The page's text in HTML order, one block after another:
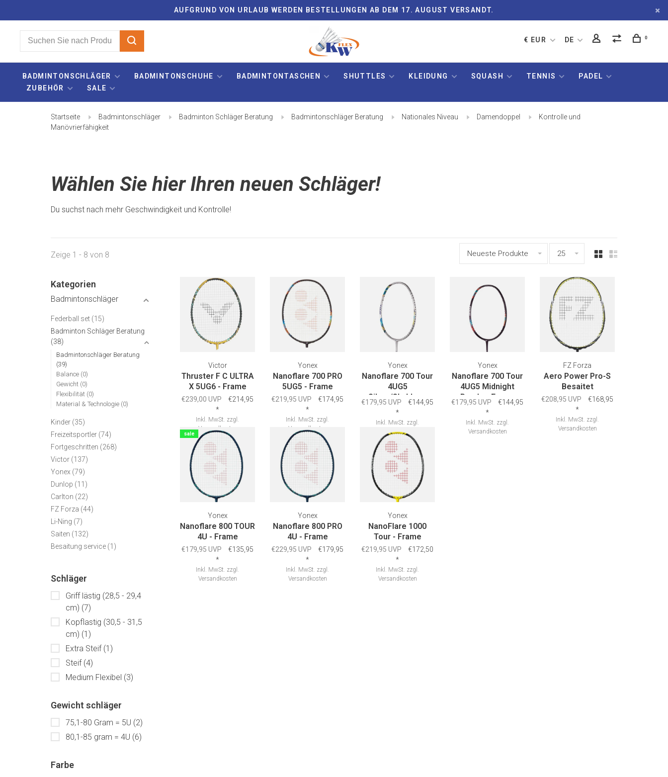
AUFGRUND VON URLAUB WERDEN BESTELLUNGEN AB DEM 17. AUGUST VERSANDT.
€ EUR DE 0
BADMINTONSCHLÄGER BADMINTONSCHUHE BADMINTONTASCHEN SHUTTLES KLEIDUNG SQUASH TENNIS
PADEL
ZUBEHÖR
SALE
Startseite Badmintonschläger Badminton Schläger Beratung Badmintonschläger Beratung Nationales Niveau Damendoppel
Kontrolle und
Manövrierfähigkeit
Wählen Sie hier Ihren neuen Schläger!
Du suchst nach mehr Geschwindigkeit und Kontrolle!
Zeige 1 - 8 von 8 Neueste Produkte 25
Kategorien
Badmintonschläger
Federball set (15)
Badminton Schläger Beratung
(38)
Badmintonschläger Beratung
(39)
Balance (0)
Gewicht (0)
Flexibilität (0)
Material & Technologie (0)
Kinder (35)
Freizeitsportler (74)
Fortgeschritten (268)
Victor (137)
Yonex (79)
Dunlop (11)
Carlton (22)
FZ Forza (44)
Li-Ning (7)
Saiten (132)
Besaitung service (1)
Schläger
Griff lästig (28,5 - 29,4
cm) (7)
Kopflastig (30,5 - 31,5
cm) (1)
Extra Steif (1)
Steif (4)
Medium Flexibel (3)
Gewicht schläger
75,1-80 Gram = 5U (2)
80,1-85 gram = 4U (6)
Farbe
Victor
Thruster F C ULTRA
X 5UG6 - Frame
€239,00 UVP
€214,95
*
Inkl. MwSt. zzgl.
Versandkosten
Yonex
Nanoflare 700 PRO
5UG5 - Frame
€219,95 UVP
€174,95
*
Inkl. MwSt. zzgl.
Versandkosten
Yonex
Nanoflare 700 Tour
4UG5
Silver/Skyblue -
Frame
€179,95 UVP
€144,95
*
Inkl. MwSt. zzgl.
Versandkosten
Yonex
Nanoflare 700 Tour
4UG5 Midnight
Purple - Frame
€179,95 UVP
€144,95
*
Inkl. MwSt. zzgl.
Versandkosten
FZ Forza
Aero Power Pro-S
Besaitet
€208,95 UVP
€168,95
*
Inkl. MwSt. zzgl.
Versandkosten
sale
Yonex
Nanoflare 800 TOUR
4U - Frame
€179,95 UVP
€135,95
*
Inkl. MwSt. zzgl.
Versandkosten
Yonex
Nanoflare 800 PRO
4U - Frame
€229,95 UVP
€179,95
*
Inkl. MwSt. zzgl.
Versandkosten
Yonex
NanoFlare 1000
Tour - Frame
€219,95 UVP
€172,50
*
Inkl. MwSt. zzgl.
Versandkosten